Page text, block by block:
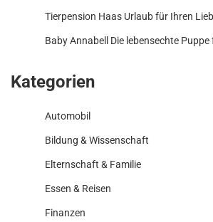
Tierpension Haas Urlaub für Ihren
Baby Annabell Die lebensechte
Kategorien
Automobil
Bildung & Wissenschaft
Elternschaft & Familie
Essen & Reisen
Finanzen